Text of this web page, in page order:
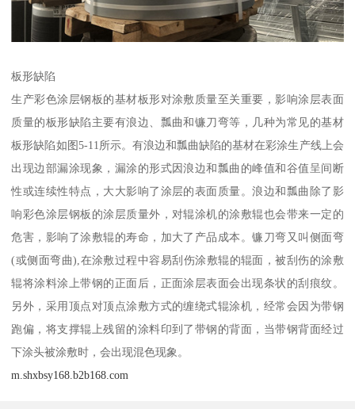
板形缺陷
生产彩色涂层钢板的基材板形对涂敷质量至关重要，影响涂层表面
质量的板形缺陷主要有浪边、瓢曲和镰刀弯等，几种为常见的基材
板形缺陷如图5-11所示。有浪边和瓢曲缺陷的基材在彩涂生产线上会
出现边部漏涂现象，漏涂的形式因浪边和瓢曲的峰值和谷值呈间断
性或连续性特点，大大影响了涂层的表面质量。浪边和瓢曲除了影
响彩色涂层钢板的涂层质量外，对辊涂机的涂敷辊也会带来一定的
危害，影响了涂敷辊的寿命，加大了产品成本。镰刀弯又叫侧面弯
(或侧面弯曲),在涂敷过程中容易刮伤涂敷辊的辊面，被刮伤的涂敷
辊将涂料涂上带钢的正面后，正面涂层表面会出现条状的刮痕纹。
另外，采用顶点对顶点涂敷方式的缠绕式辊涂机，经常会因为带钢
跑偏，将支撑辊上残留的涂料印到了带钢的背面，当带钢背面经过
下涂头被涂敷时，会出现混色现象。
m.shxbsy168.b2b168.com